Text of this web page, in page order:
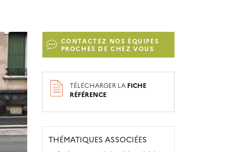
CONTACTEZ NOS ÉQUIPES
PROCHES DE CHEZ VOUS
TÉLÉCHARGER LA FICHE
RÉFÉRENCE
THÉMATIQUES ASSOCIÉES